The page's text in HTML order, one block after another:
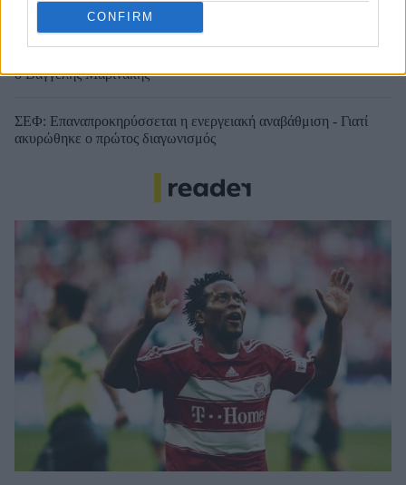
CONFIRM
Conference χωρίς δεξί χέρι (vid)!
ο Βαγγέλης Μαρινάκης
ΣΕΦ: Επαναπροκηρύσσεται η ενεργειακή αναβάθμιση - Γιατί
ακυρώθηκε ο πρώτος διαγωνισμός